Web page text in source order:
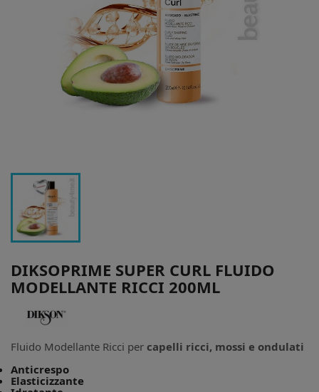
DIKSOPRIME SUPER CURL FLUIDO
MODELLANTE RICCI 200ML
Fluido Modellante Ricci per capelli ricci, mossi e ondulati
Anticrespo
Elasticizzante